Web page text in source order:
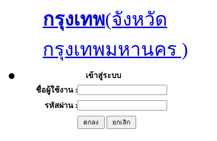
กรุงเทพ(จังหวัด
กรุงเทพมหานคร )
เข้าสู่ระบบ
ชื่อผู้ใช้งาน :
รหัสผ่าน :